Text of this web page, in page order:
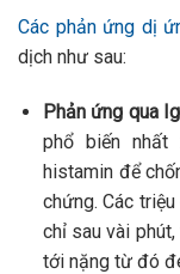
Các phản ứng dị
dịch như sau:
Phản ứng qua
phổ biến
histamin để
chứng. Các
chỉ sau vài
tới nặng từ đó